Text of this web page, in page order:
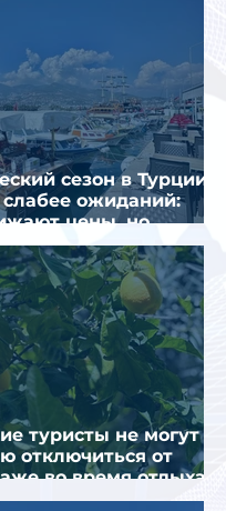
сезон в Турции
слабее ожиданий:
цены, но
низкой
туристы не могут
отключиться от
во время отдыха